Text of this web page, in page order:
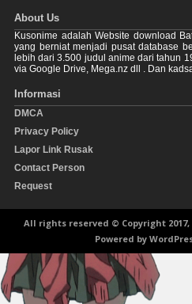
About Us
Kusonime adalah Website download
yang berniat menjadi pusat database
lebih dari 3.500 judul anime dari tahun
via Google Drive, Mega.nz dll . Dan
Informasi
DMCA
Privacy Policy
Lapor Link Rusak
Contact Person
Request
All rights reserved © Copyright 2017,
Powered by